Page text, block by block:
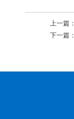
上一篇：
下一篇：